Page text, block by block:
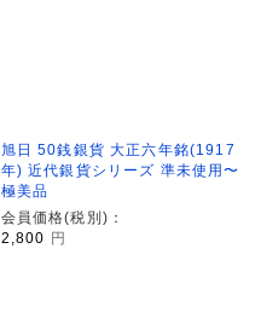
旭日 50銭銀貨 大正六年銘(1917
年) 近代銀貨シリーズ 準未使用〜
極美品
会員価格(税別)：
2,800 円